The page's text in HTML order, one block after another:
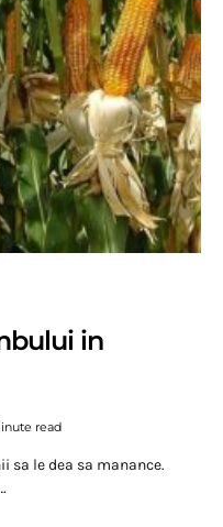
in
read
sa le dea sa manance.